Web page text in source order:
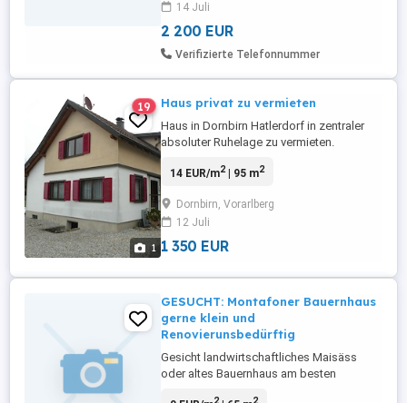
Haus zur langfristigen Miete zwischen
Feldkirch und Götzis. Wir wünschen uns
14 Juli
2 200 EUR
Verifizierte Telefonnummer
1
19 Haus privat zu vermieten
Haus in Dornbirn Hatlerdorf in zentraler
absoluter Ruhelage zu vermieten.
Wohnfläche ca. 95m , Grundstück ca.
Heizung: Neue Gastherme und
Feststoffzentralheizungsofen. Miete:
1350,- (Haus), 200,- (Schuppen, optional),
14 EUR/m2| 95 m2
Dornbirn, Vorarlberg
12 Juli
1 350 EUR
GESUCHT: Montafoner Bauernhaus
gerne klein und
Renovierunsbedürftig
Gesicht landwirtschaftliches Maisäss
oder altes Bauernhaus am besten
2 2